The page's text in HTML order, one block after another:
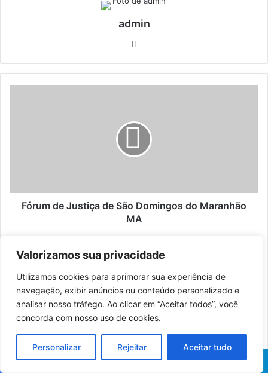
Valorizamos sua privacidade
Utilizamos cookies para aprimorar sua experiência de
navegação, exibir anúncios ou conteúdo personalizado e
analisar nosso tráfego. Ao clicar em “Aceitar todos”, você
concorda com nosso uso de cookies.
Personalizar Rejeitar Aceitar tudo
admin
MA
Fórum de Justiça de São Domingos do Maranhão
MA
de
de
Colinas
MA
Fórum de Justiça de Colinas MA